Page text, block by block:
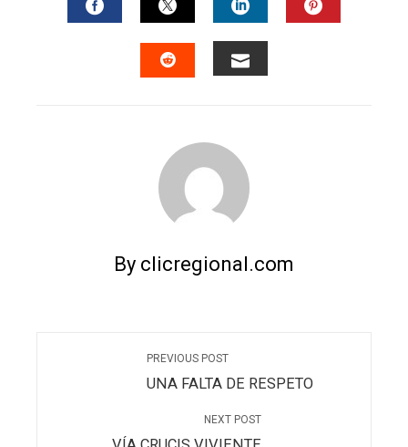
FACEBOOKTWITTERLINKEDIN
By clicregional.com
PREVIOUS POST
UNA FALTA DE RESPETO
NEXT POST